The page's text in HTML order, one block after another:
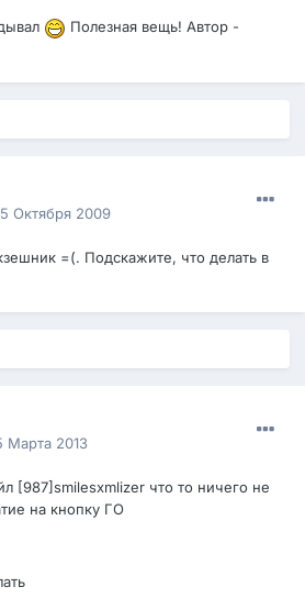
Полезная вещь! Автор -
Октября 2009
=(. Подскажите, что делать в
Марта 2013
[987]smilesxmlizer что то ничего не
на кнопку ГО